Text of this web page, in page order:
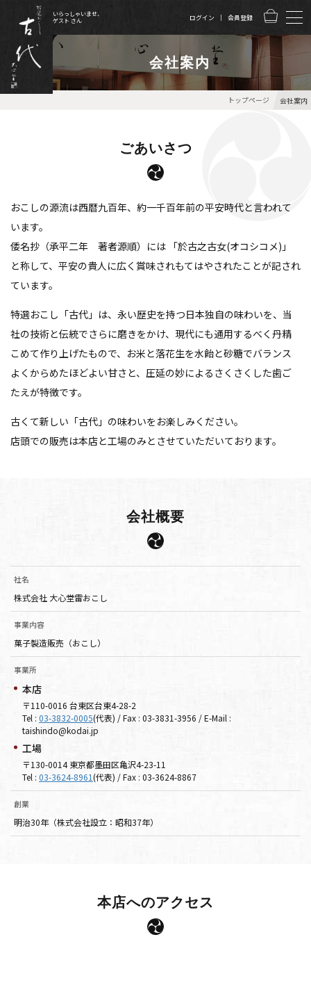
いらっしゃいませ、
ゲスト さん
ログイン 会員登録
会社案内
トップページ 会社案内
ごあいさつ
おこしの源流は西暦九百年、約一千百年前の平安時代と言われて
います。
倭名抄（承平二年 著者源順）には 「於古之古女(オコシコメ)」
と称して、 平安の貴人に広く賞味されもてはやされたことが記され
ています。
特選おこし「古代」は、永い歴史を持つ日本独自の味わいを、 当
社の技術と伝統でさらに磨きをかけ、現代にも通用するべく丹精
こめて作り上げたもので、 お米と落花生を水飴と砂糖でバランス
よくからめたほどよい甘さと、 圧延の妙によるさくさくした歯ご
たえが特徴です。
古くて新しい「古代」の味わいをお楽しみください。
店頭での販売は本店と工場のみとさせていただいております。
会社概要
社名
株式会社 大心堂雷おこし
事業内容
菓子製造販売（おこし）
事業所
本店
〒110-0016 台東区台東4-28-2
Tel : 03-3832-0005(代表) / Fax : 03-3831-3956 / E-Mail :
taishindo@kodai.jp
工場
〒130-0014 東京都墨田区亀沢4-23-11
Tel : 03-3624-8961(代表) / Fax : 03-3624-8867
創業
明治30年（株式会社設立：昭和37年）
本店へのアクセス